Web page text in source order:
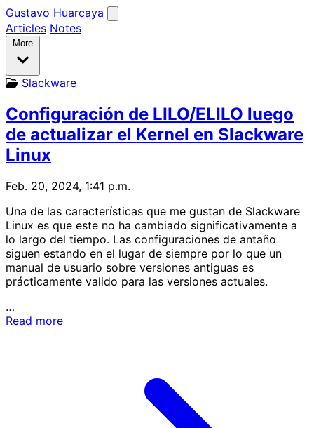
Gustavo Huarcaya
Articles Notes
More
Slackware
Configuración de LILO/ELILO luego
de actualizar el Kernel en Slackware
Linux
Feb. 20, 2024, 1:41 p.m.
Una de las características que me gustan de Slackware
Linux es que este no ha cambiado significativamente a
lo largo del tiempo. Las configuraciones de antaño
siguen estando en el lugar de siempre por lo que un
manual de usuario sobre versiones antiguas es
prácticamente valido para las versiones actuales.
…
Read more